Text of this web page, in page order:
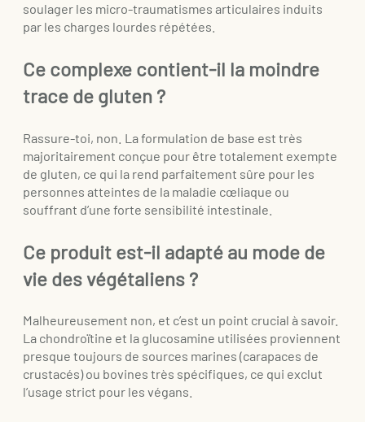
soulager les micro-traumatismes articulaires induits
par les charges lourdes répétées.
Ce complexe contient-il la moindre
trace de gluten ?
Rassure-toi, non. La formulation de base est très
majoritairement conçue pour être totalement exempte
de gluten, ce qui la rend parfaitement sûre pour les
personnes atteintes de la maladie cœliaque ou
souffrant d’une forte sensibilité intestinale.
Ce produit est-il adapté au mode de
vie des végétaliens ?
Malheureusement non, et c’est un point crucial à savoir.
La chondroïtine et la glucosamine utilisées proviennent
presque toujours de sources marines (carapaces de
crustacés) ou bovines très spécifiques, ce qui exclut
l’usage strict pour les végans.